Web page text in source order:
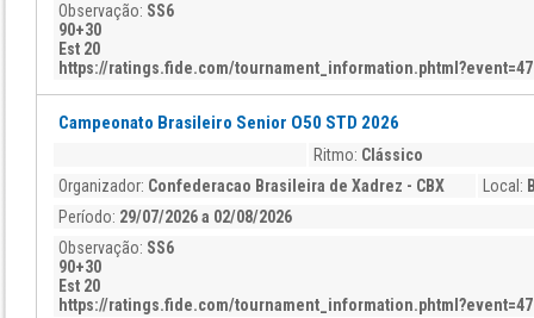
Observação: SS6
90+30
Est 20
https://ratings.fide.com/
Campeonato Brasileiro Senior O50 STD 2026
Ritmo: Clássico
Organizador: Confederacao Brasileira de Xadrez - CBX Local:
Período: 29/07/2026 a 02/08/2026
Observação: SS6
90+30
Est 20
https://ratings.fide.com/